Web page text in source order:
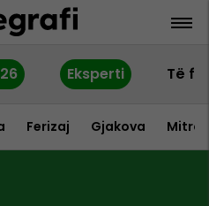
Eksperti Të
Ferizaj Gjakova